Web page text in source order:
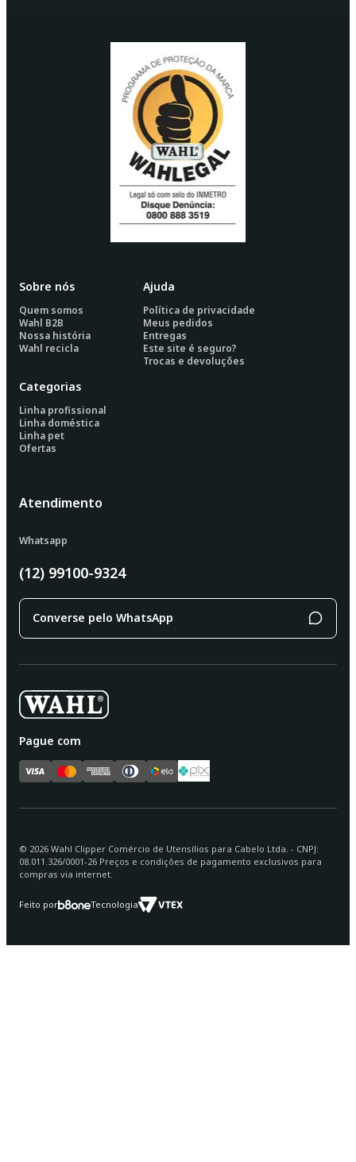
Sobre nós
Quem somos
Wahl B2B
Nossa história
Wahl recicla
Ajuda
Política de privacidade
Meus pedidos
Entregas
Este site é seguro?
Trocas e devoluções
Categorias
Linha profissional
Linha doméstica
Linha pet
Ofertas
Atendimento
Whatsapp
(12) 99100-9324
Converse pelo WhatsApp
Pague com
© 2026 Wahl Clipper Comércio de Utensílios para Cabelo Ltda. - CNPJ:
08.011.326/0001-26 Preços e condições de pagamento exclusivos para
compras via internet.
Feito por Tecnologia